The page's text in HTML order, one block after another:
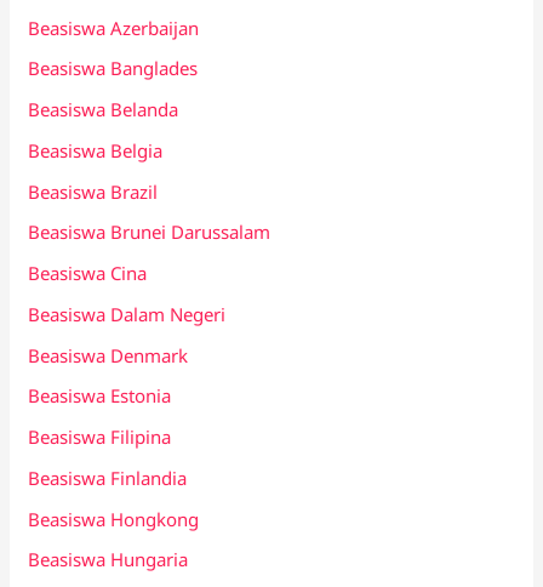
Beasiswa Azerbaijan
Beasiswa Banglades
Beasiswa Belanda
Beasiswa Belgia
Beasiswa Brazil
Beasiswa Brunei Darussalam
Beasiswa Cina
Beasiswa Dalam Negeri
Beasiswa Denmark
Beasiswa Estonia
Beasiswa Filipina
Beasiswa Finlandia
Beasiswa Hongkong
Beasiswa Hungaria